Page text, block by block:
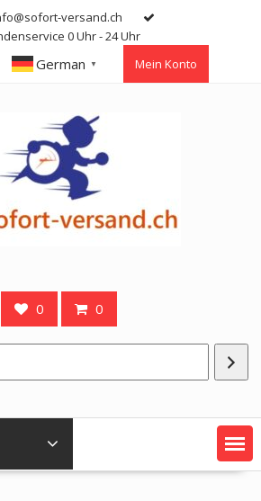
versand.ch
0 Uhr - 24 Uhr
German ▼ Mein Konto
0 0